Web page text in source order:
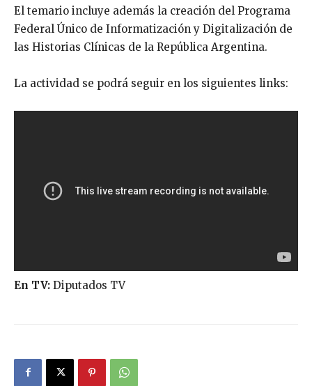
El temario incluye además la creación del Programa
Federal Único de Informatización y Digitalización de
las Historias Clínicas de la República Argentina.
La actividad se podrá seguir en los siguientes links:
En TV: Diputados TV